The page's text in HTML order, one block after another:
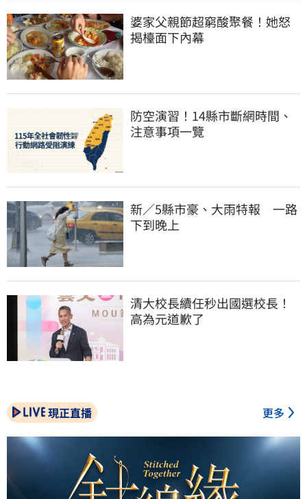
婆家父親節超窮酸聚餐！她怒
揭檯面下內幕
防空演習！14縣市斷網時間、
注意事項一覽
新／5縣市豪、大雨特報　一路
下到晚上
清大校長續任秒出國選校長！
高為元道歉了
現正直播 更多